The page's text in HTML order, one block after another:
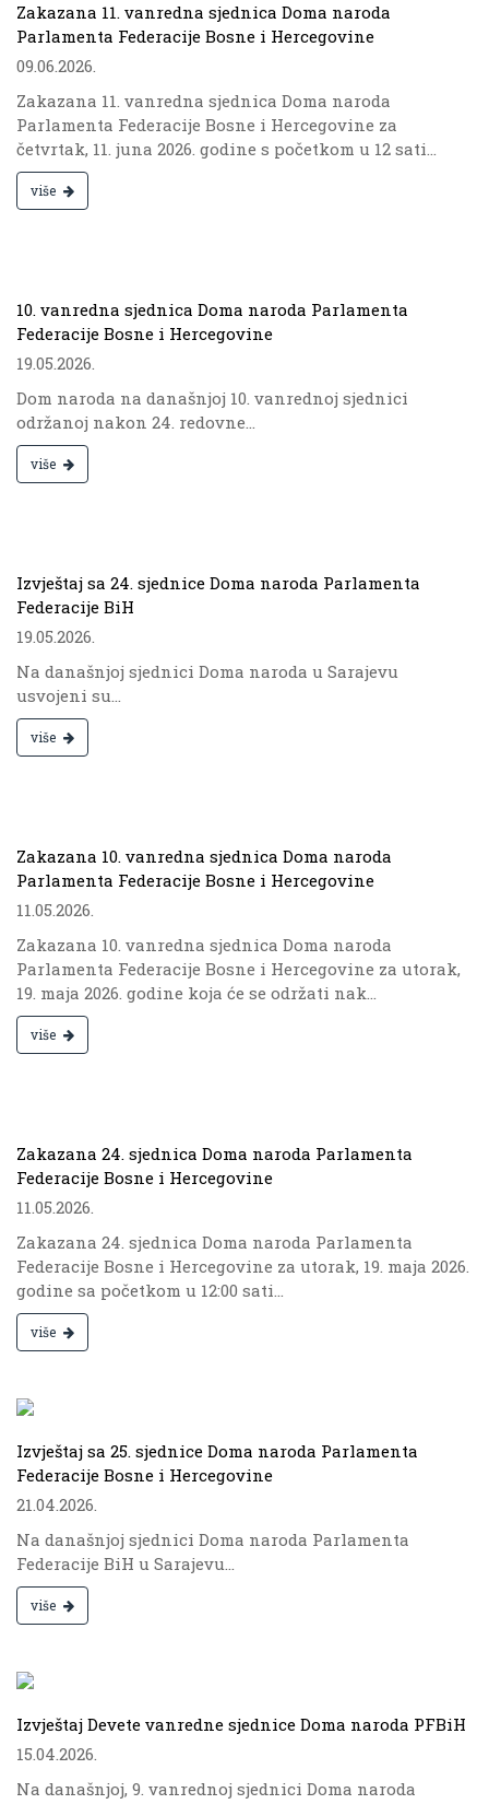
Zakazana 11. vanredna sjednica Doma naroda
Parlamenta Federacije Bosne i Hercegovine
09.06.2026.
Zakazana 11. vanredna sjednica Doma naroda
Parlamenta Federacije Bosne i Hercegovine za
četvrtak, 11. juna 2026. godine s početkom u 12 sati...
više
10. vanredna sjednica Doma naroda Parlamenta
Federacije Bosne i Hercegovine
19.05.2026.
Dom naroda na današnjoj 10. vanrednoj sjednici
održanoj nakon 24. redovne...
više
Izvještaj sa 24. sjednice Doma naroda Parlamenta
Federacije BiH
19.05.2026.
Na današnjoj sjednici Doma naroda u Sarajevu
usvojeni su...
više
Zakazana 10. vanredna sjednica Doma naroda
Parlamenta Federacije Bosne i Hercegovine
11.05.2026.
Zakazana 10. vanredna sjednica Doma naroda
Parlamenta Federacije Bosne i Hercegovine za utorak,
19. maja 2026. godine koja će se održati nak...
više
Zakazana 24. sjednica Doma naroda Parlamenta
Federacije Bosne i Hercegovine
11.05.2026.
Zakazana 24. sjednica Doma naroda Parlamenta
Federacije Bosne i Hercegovine za utorak, 19. maja 2026.
godine sa početkom u 12:00 sati...
više
Izvještaj sa 25. sjednice Doma naroda Parlamenta
Federacije Bosne i Hercegovine
21.04.2026.
Na današnjoj sjednici Doma naroda Parlamenta
Federacije BiH u Sarajevu...
više
Izvještaj Devete vanredne sjednice Doma naroda PFBiH
15.04.2026.
Na današnjoj, 9. vanrednoj sjednici Doma naroda